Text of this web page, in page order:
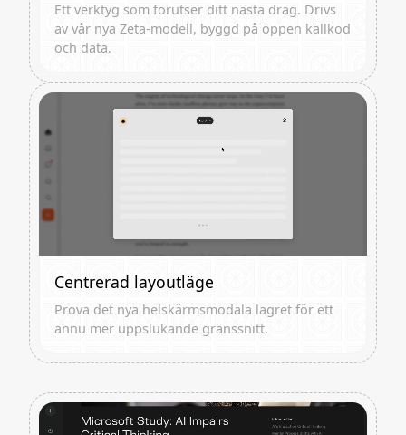
Ett verktyg som förutser ditt nästa drag. Drivs
av vår nya Zeta-modell, byggd på öppen källkod
och data.
Centrerad layoutläge
Prova det nya helskärmsmodala lagret för ett
ännu mer uppslukande gränssnitt.